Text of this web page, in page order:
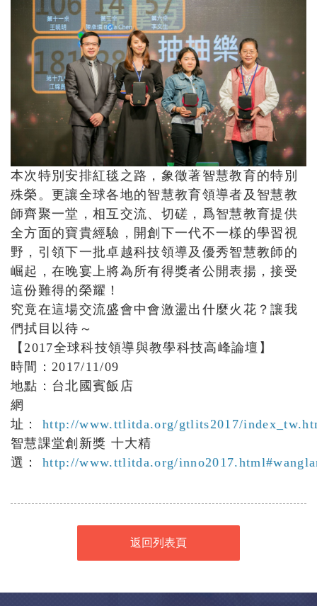
本次特別安排紅毯之路，象徵著智慧教育的特別
殊榮。更讓全球各地的智慧教育領導者及智慧教
師齊聚一堂，相互交流、切磋，爲智慧教育提供
全方面的寶貴經驗，開創下一代不一樣的學習視
野，引領下一批卓越科技領導及優秀智慧教師的
崛起，在晚宴上將為所有得獎者公開表揚，接受
這份難得的榮耀！
究竟在這場交流盛會中會激盪出什麼火花？讓我
們拭目以待～
【2017全球科技領導與教學科技高峰論壇】
時間：2017/11/09
地點：台北國賓飯店
網
址：
http://www.ttlitda.org/gtlits2017/
智慧課堂創新獎 十大精
選： http://www.ttlitda.org/
返回列表頁